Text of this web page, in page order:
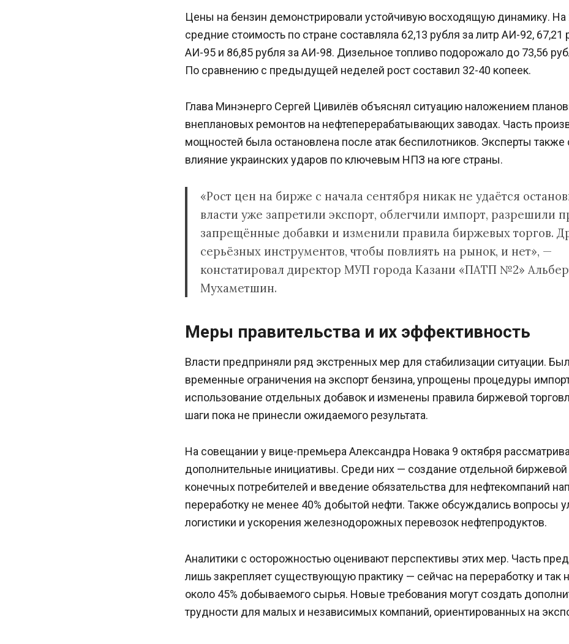
Цены на бензин демонстрировали устойчивую восходящую динамику. На
средние стоимость по стране составляла 62,13 рубля за литр АИ-92, 67,21
АИ-95 и 86,85 рубля за АИ-98. Дизельное топливо подорожало до 73,56
По сравнению с предыдущей неделей рост составил 32-40 копеек.
Глава Минэнерго Сергей Цивилёв объяснял ситуацию наложением
внеплановых ремонтов на нефтеперерабатывающих заводах. Часть
мощностей была остановлена после атак беспилотников. Эксперты
влияние украинских ударов по ключевым НПЗ на юге страны.
«Рост цен на бирже с начала сентября никак не удаётся
власти уже запретили экспорт, облегчили импорт, разрешили
запрещённые добавки и изменили правила биржевых торгов.
серьёзных инструментов, чтобы повлиять на рынок, и нет», —
констатировал директор МУП города Казани «ПАТП №2»
Мухаметшин.
Меры правительства и их эффективность
Власти предприняли ряд экстренных мер для стабилизации ситуации.
временные ограничения на экспорт бензина, упрощены процедуры
использование отдельных добавок и изменены правила биржевой
шаги пока не принесли ожидаемого результата.
На совещании у вице-премьера Александра Новака 9 октября
дополнительные инициативы. Среди них — создание отдельной
конечных потребителей и введение обязательства для нефтекомпаний
переработку не менее 40% добытой нефти. Также обсуждались вопросы
логистики и ускорения железнодорожных перевозок нефтепродуктов.
Аналитики с осторожностью оценивают перспективы этих мер. Часть
лишь закрепляет существующую практику — сейчас на переработку и так
около 45% добываемого сырья. Новые требования могут создать
трудности для малых и независимых компаний, ориентированных на